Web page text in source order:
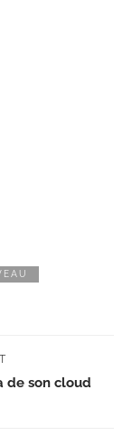
de son cloud